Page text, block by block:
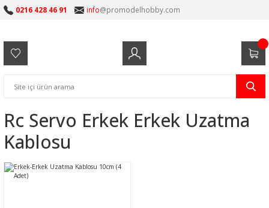
0216 428 46 91 info@promodelhobby.com
Rc Servo Erkek Erkek Uzatma
Kablosu